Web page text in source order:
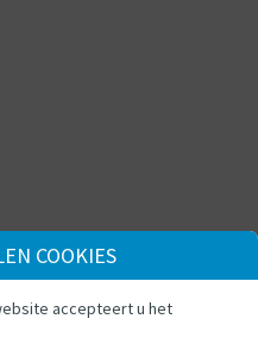
COOKIES
accepteert u het